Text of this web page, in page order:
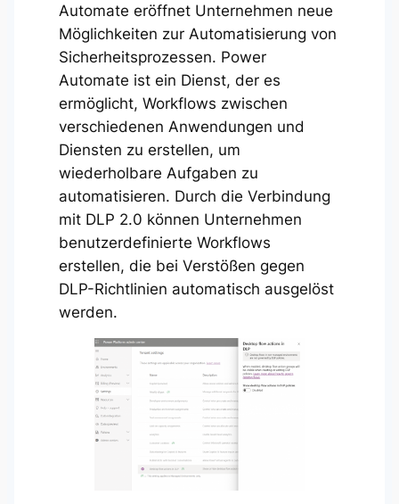
Automate eröffnet Unternehmen neue
Möglichkeiten zur Automatisierung von
Sicherheitsprozessen. Power
Automate ist ein Dienst, der es
ermöglicht, Workflows zwischen
verschiedenen Anwendungen und
Diensten zu erstellen, um
wiederholbare Aufgaben zu
automatisieren. Durch die Verbindung
mit DLP 2.0 können Unternehmen
benutzerdefinierte Workflows
erstellen, die bei Verstößen gegen
DLP-Richtlinien automatisch ausgelöst
werden.